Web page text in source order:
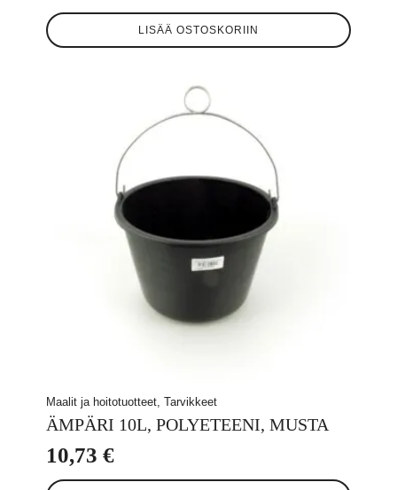
LISÄÄ OSTOSKORIIN
Maalit ja hoitotuotteet, Tarvikkeet
ÄMPÄRI 10L, POLYETEENI, MUSTA
10,73 €